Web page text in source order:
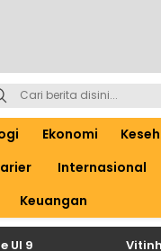
Ekonomi
Internasional
Keuangan
Vitinha